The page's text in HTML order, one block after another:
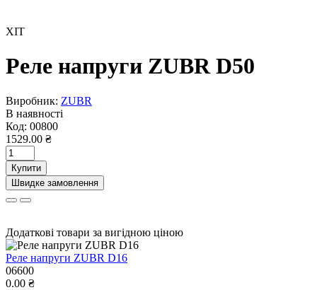
ХІТ
Реле напруги ZUBR D50
Виробник: ZUBR
В наявності
Код: 00800
1529.00 ₴
Купити
Швидке замовлення
Додаткові товари за вигідною ціною
Реле напруги ZUBR D16
06600
0.00 ₴